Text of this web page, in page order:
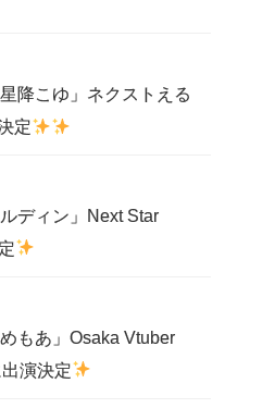
星降こゆ」ネクストえる
定
ルディン」Next Star
めもあ」Osaka Vtuber
演決定